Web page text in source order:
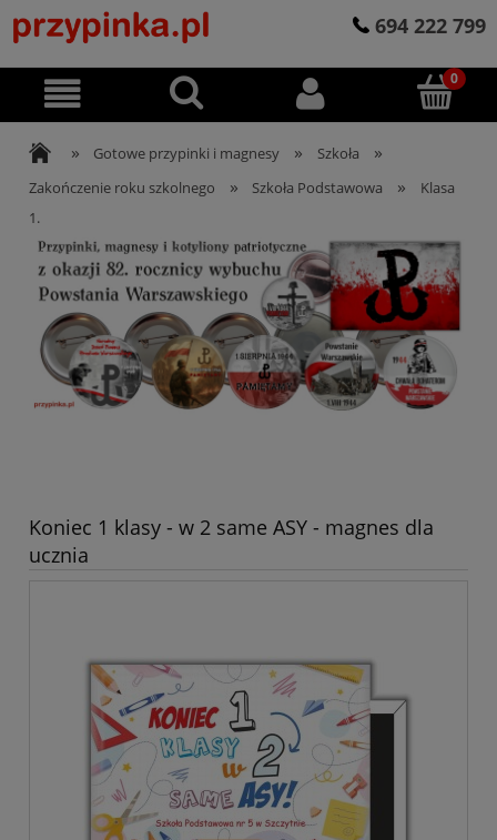
694 222 799
» Gotowe przypinki i magnesy » Szkoła »
Zakończenie roku szkolnego » Szkoła Podstawowa »
Klasa
1.
Koniec 1 klasy - w 2 same ASY - magnes dla
ucznia